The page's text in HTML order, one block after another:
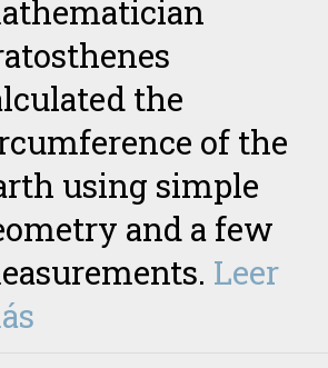
the
of the
using simple
and a few
Leer